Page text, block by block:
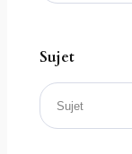
Sujet